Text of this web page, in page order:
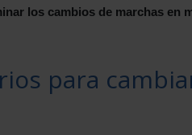
los cambios de marchas en
para